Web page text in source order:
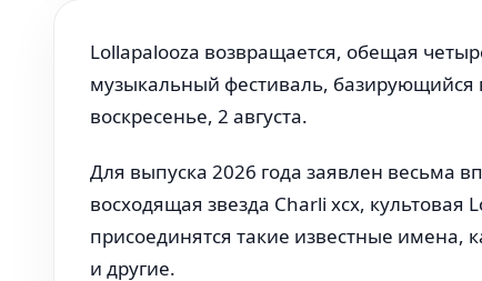
Lollapalooza возвращается, обещая
музыкальный фестиваль, базирующийся
воскресенье, 2 августа.
Для выпуска 2026 года заявлен весьма
восходящая звезда Charli xcx, культовая
присоединятся такие известные имена,
и другие.